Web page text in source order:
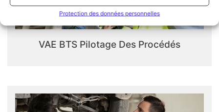
Protection des données personnelles
VAE BTS Pilotage Des Procédés